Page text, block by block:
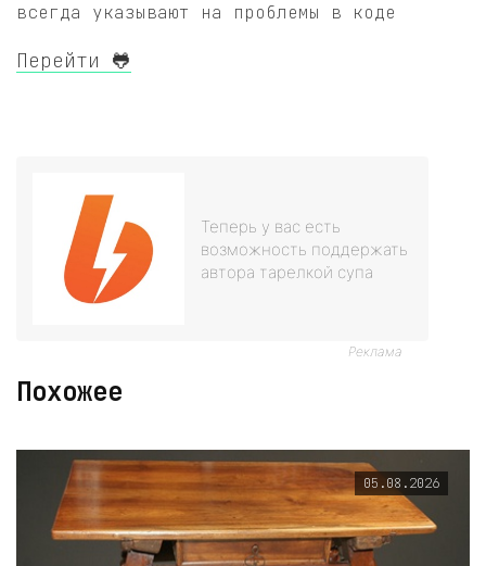
всегда указывают на проблемы в коде
Перейти 🐸
Теперь у вас есть
возможность поддержать
автора тарелкой супа
Реклама
Похожее
05.08.2026